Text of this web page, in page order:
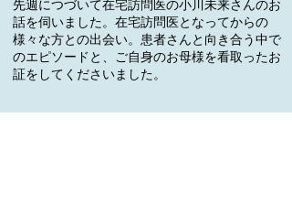
先週につづいて在宅訪問医の小川未来さんのお
話を伺いました。在宅訪問医となってからの
様々な方との出会い。患者さんと向き合う中で
のエピソードと、ご自身のお母様を看取ったお
証をしてくださいました。